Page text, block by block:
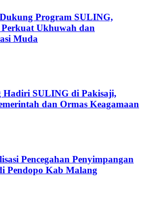
Program SULING,
Ukhuwah dan
Muda
SULING di Pakisaji,
dan Ormas Keagamaan
Pencegahan Penyimpangan
Pendopo Kab Malang